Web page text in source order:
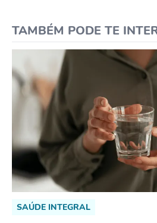
TAMBÉM PODE TE
SAÚDE INTEGRAL